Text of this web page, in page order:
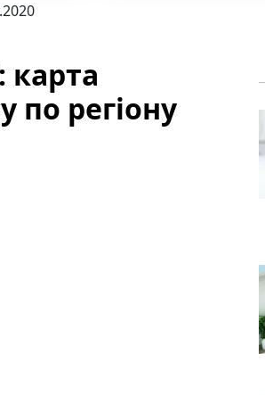
карта
по регіону